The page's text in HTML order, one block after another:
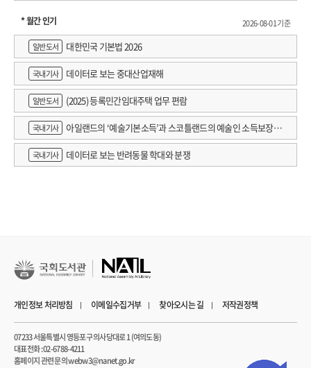
* 월간 인기
2026-08-01 기준
일반도서
대한민국 기본법 2026
국내기사 데이터로 보는 중대산업재해
일반도서 (2025) 등록민간임대주택 업무 편람
국내기사
아일랜드의 ‘예술기본소득’과 스코틀랜드의 예술인 소득보장정
책 논의
국내기사 데이터로 보는 반려동물 학대와 분쟁
개인정보 처리방침 이메일수집거부 찾아오시는 길 저작권정책
07233 서울특별시 영등포구 의사당대로 1 (여의도동)
대표전화 : 02-6788-4211
홈페이지 관련 문의 webw3@nanet.go.kr